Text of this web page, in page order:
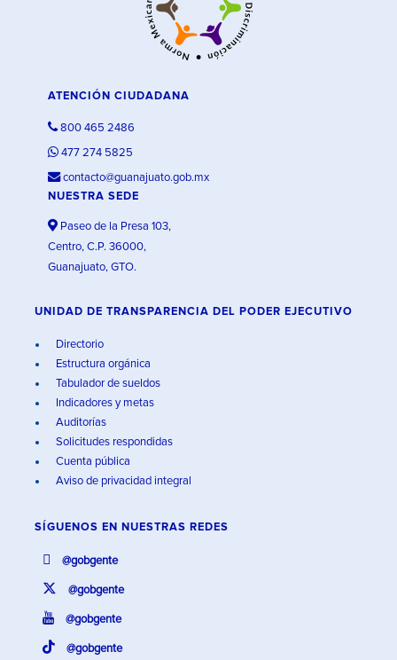
ATENCIÓN CIUDADANA
800 465 2486
477 274 5825
contacto@guanajuato.gob.mx
NUESTRA SEDE
Paseo de la Presa 103,
Centro, C.P. 36000,
Guanajuato, GTO.
UNIDAD DE TRANSPARENCIA DEL PODER EJECUTIVO
Directorio
Estructura orgánica
Tabulador de sueldos
Indicadores y metas
Auditorías
Solicitudes respondidas
Cuenta pública
Aviso de privacidad integral
SÍGUENOS EN NUESTRAS REDES
@gobgente
@gobgente
@gobgente
@gobgente